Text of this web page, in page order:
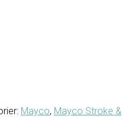
Mayco, Mayco Stroke &